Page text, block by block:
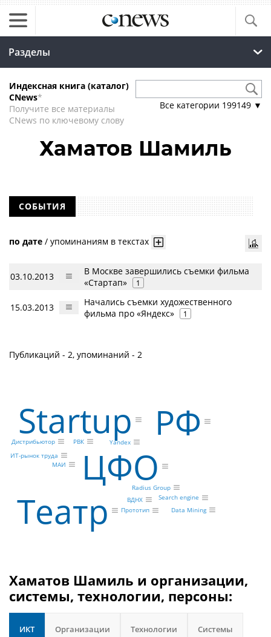
Разделы
Индексная книга (каталог)
CNews*
Получите все материалы
CNews по ключевому слову
Все категории 199149 ▼
Хаматов Шамиль
СОБЫТИЯ
по дате / упоминаниям в текстах
03.10.2013
В Москве завершились съемки фильма
«Стартап»
1
15.03.2013
Начались съемки художественного
фильма про «Яндекс»
1
Публикаций - 2, упоминаний - 2
ЦФО
РФ
Startup
Театр
Yandex
Radius Group
РВК
ВДНХ
Search engine
Прототип
Data Mining
Дистрибьютор
ИТ-рынок труда
МАИ
Хаматов Шамиль и организации,
системы, технологии, персоны:
ИКТ Организации Технологии Системы